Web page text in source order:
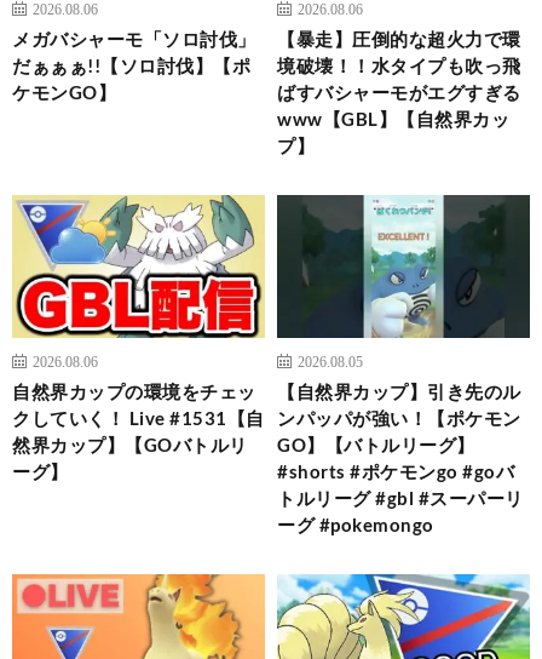
2026.08.06
メガバシャーモ「ソロ討伐」
だぁぁぁ!!【ソロ討伐】【ポ
ケモンGO】
2026.08.06
【暴走】圧倒的な超火力で環
境破壊！！水タイプも吹っ飛
ばすバシャーモがエグすぎる
www【GBL】【自然界カッ
プ】
2026.08.06
自然界カップの環境をチェッ
クしていく！ Live #1531【自
然界カップ】【GOバトルリ
ーグ】
2026.08.05
【自然界カップ】引き先のル
ンパッパが強い！【ポケモン
GO】【バトルリーグ】
#shorts #ポケモンgo #goバ
トルリーグ #gbl #スーパーリ
ーグ #pokemongo